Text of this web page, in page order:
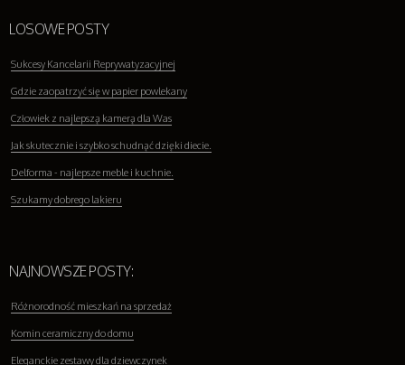
LOSOWE POSTY
Sukcesy Kancelarii Reprywatyzacyjnej
Gdzie zaopatrzyć się w papier powlekany
Człowiek z najlepszą kamerą dla Was
Jak skutecznie i szybko schudnąć dzięki diecie.
Delforma - najlepsze meble i kuchnie.
Szukamy dobrego lakieru
NAJNOWSZE POSTY:
Różnorodność mieszkań na sprzedaż
Komin ceramiczny do domu
Eleganckie zestawy dla dziewczynek